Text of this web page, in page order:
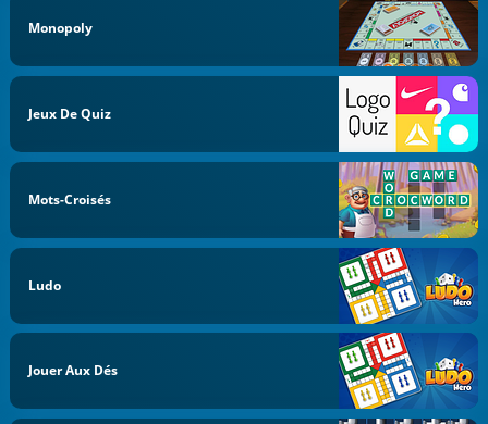
Monopoly
Jeux De Quiz
Mots-Croisés
Ludo
Jouer Aux Dés